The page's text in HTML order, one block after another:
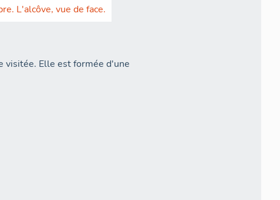
L'alcôve, vue de face.
visitée. Elle est formée d'une